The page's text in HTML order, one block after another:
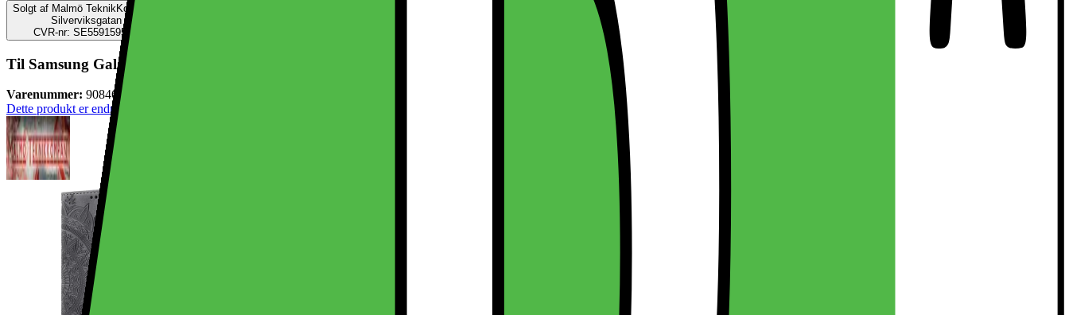
Solgt af Malmö TeknikKompani DK
Silverviksgatan 30
CVR-nr: SE559159593801
Til Samsung Galaxy S25 tegnebogscover Cover Shell Mandala Blomstermønster
Varenummer: 908462
Dette produkt er endnu ikke blevet bedømt.